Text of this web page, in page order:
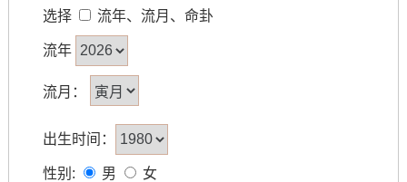
选择 流年、流月、命卦
流年
流月：
出生时间：
性别: 男 女